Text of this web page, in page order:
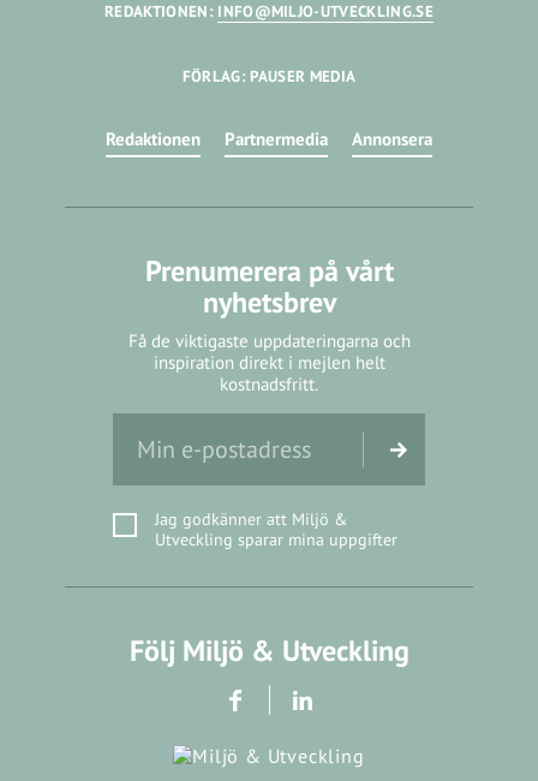
REDAKTIONEN: INFO@MILJO-UTVECKLING.SE
FÖRLAG: PAUSER MEDIA
Redaktionen Partnermedia Annonsera
Prenumerera på vårt
nyhetsbrev
Få de viktigaste uppdateringarna och
inspiration direkt i mejlen helt
kostnadsfritt.
Jag godkänner att Miljö &
Utveckling sparar mina uppgifter
Följ Miljö & Utveckling